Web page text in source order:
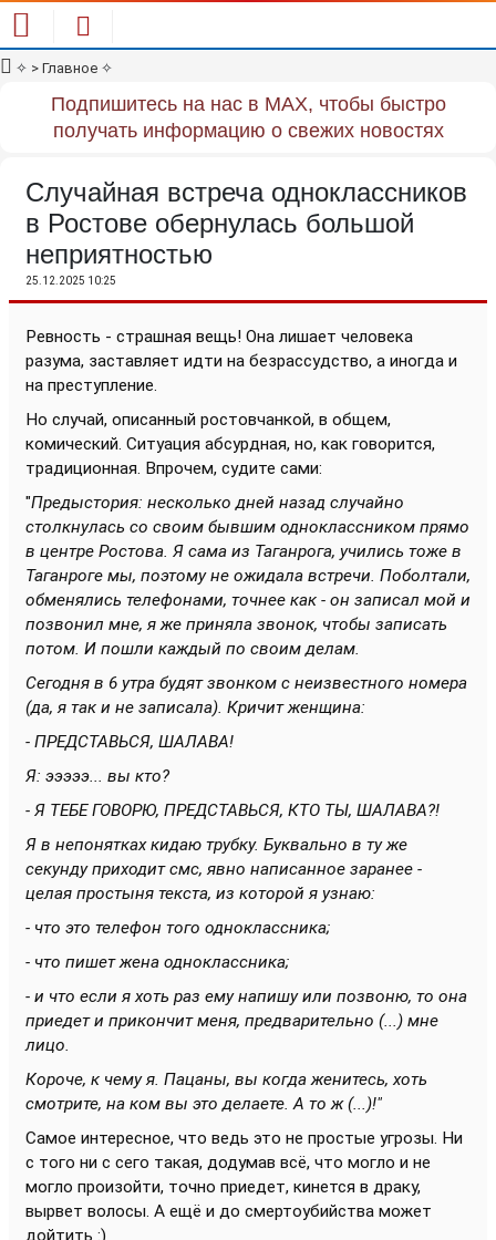
✧ > Главное ✧
Подпишитесь на нас в MAX, чтобы быстро
получать информацию о свежих новостях
Случайная встреча одноклассников
в Ростове обернулась большой
неприятностью
25.12.2025 10:25
Ревность - страшная вещь! Она лишает человека
разума, заставляет идти на безрассудство, а иногда и
на преступление.
Но случай, описанный ростовчанкой, в общем,
комический. Ситуация абсурдная, но, как говорится,
традиционная. Впрочем, судите сами:
"Предыстория: несколько дней назад случайно
столкнулась со своим бывшим одноклассником прямо
в центре Ростова. Я сама из Таганрога, учились тоже в
Таганроге мы, поэтому не ожидала встречи. Поболтали,
обменялись телефонами, точнее как - он записал мой и
позвонил мне, я же приняла звонок, чтобы записать
потом. И пошли каждый по своим делам.
Сегодня в 6 утра будят звонком с неизвестного номера
(да, я так и не записала). Кричит женщина:
- ПРЕДСТАВЬСЯ, ШАЛАВА!
Я: эээээ... вы кто?
- Я ТЕБЕ ГОВОРЮ, ПРЕДСТАВЬСЯ, КТО ТЫ, ШАЛАВА?!
Я в непонятках кидаю трубку. Буквально в ту же
секунду приходит смс, явно написанное заранее -
целая простыня текста, из которой я узнаю:
- что это телефон того одноклассника;
- что пишет жена одноклассника;
- и что если я хоть раз ему напишу или позвоню, то она
приедет и прикончит меня, предварительно (...) мне
лицо.
Короче, к чему я. Пацаны, вы когда женитесь, хоть
смотрите, на ком вы это делаете. А то ж (...)!"
Самое интересное, что ведь это не простые угрозы. Ни
с того ни с сего такая, додумав всё, что могло и не
могло произойти, точно приедет, кинется в драку,
вырвет волосы. А ещё и до смертоубийства может
дойтить :)